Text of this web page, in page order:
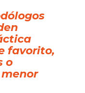
favorito,
o